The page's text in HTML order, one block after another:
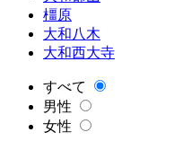
橿原
大和八木
大和西大寺
すべて
男性
女性